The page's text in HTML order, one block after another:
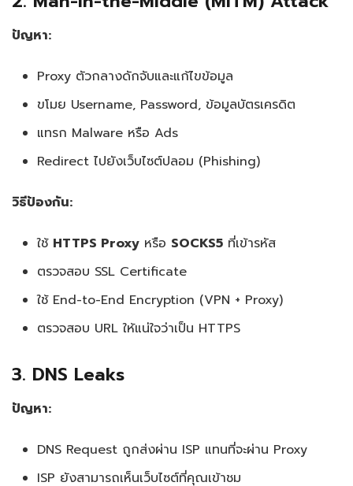
3. Enable 2FA (Two-Factor Authentication)
4. ตรวจสอบ Proxy ก่อนใช้งาน
5. Monitor Network Traffic
Red Flags ที่ต้องระวัง
Privacy Laws และ Proxy
GDPR (General Data Protection Regulation)
CCPA (California Consumer Privacy Act)
Best Practices สำหรับความปลอดภัย
เครื่องมือเสริมสำหรับความปลอดภัย
ปัญหา:
Proxy ตัวกลางดักจับและแก้ไขข้อมูล
ขโมย Username, Password, ข้อมูลบัตรเครดิต
แทรก Malware หรือ Ads
Redirect ไปยังเว็บไซต์ปลอม (Phishing)
วิธีป้องกัน:
ใช้ HTTPS Proxy หรือ SOCKS5 ที่เข้ารหัส
ตรวจสอบ SSL Certificate
ใช้ End-to-End Encryption (VPN + Proxy)
ตรวจสอบ URL ให้แน่ใจว่าเป็น HTTPS
3. DNS Leaks
ปัญหา:
DNS Request ถูกส่งผ่าน ISP แทนที่จะผ่าน Proxy
ISP ยังสามารถเห็นเว็บไซต์ที่คุณเข้าชม